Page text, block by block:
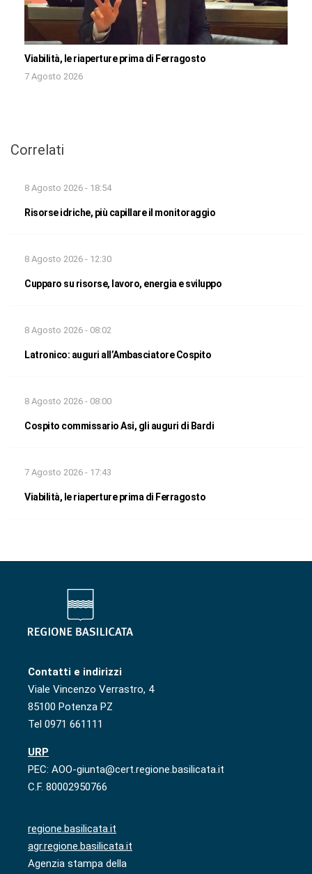
Viabilità, le riaperture prima di Ferragosto
7 Agosto 2026
Correlati
8 Agosto 2026 - 18:54
Risorse idriche, più capillare il monitoraggio
8 Agosto 2026 - 12:30
Cupparo su risorse, lavoro, energia e sviluppo
8 Agosto 2026 - 08:02
Latronico: auguri all’Ambasciatore Cospito
8 Agosto 2026 - 08:00
Cospito commissario Asi, gli auguri di Bardi
7 Agosto 2026 - 17:43
Viabilità, le riaperture prima di Ferragosto
Contatti e indirizzi
Viale Vincenzo Verrastro, 4
85100 Potenza PZ
Tel 0971 661111
URP
PEC: AOO-giunta@cert.regione.basilicata.it
C.F. 80002950766
regione.basilicata.it
agr.regione.basilicata.it
Agenzia stampa della